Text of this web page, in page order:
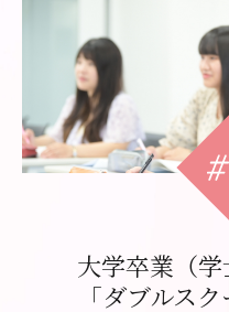
大学卒業（
「ダブルス